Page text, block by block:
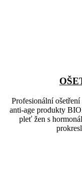
Profesionální
anti-age produkty
pleť žen s